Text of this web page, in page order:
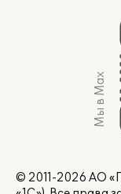
Мы в Max
© 2011-2026 АО